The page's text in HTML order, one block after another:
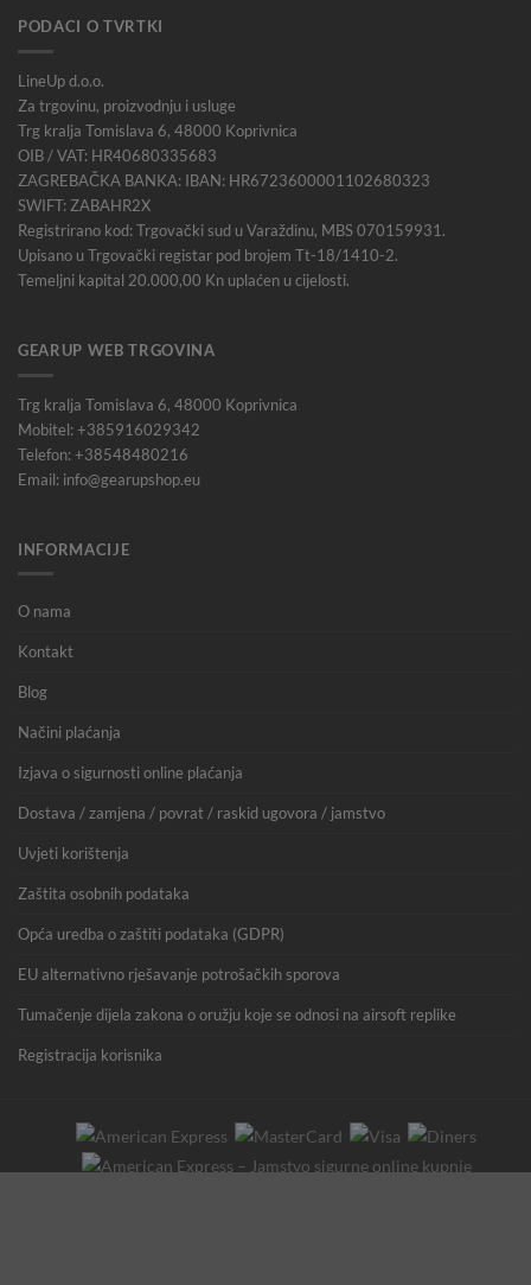
PODACI O TVRTKI
LineUp d.o.o.
Za trgovinu, proizvodnju i usluge
Trg kralja Tomislava 6, 48000 Koprivnica
OIB / VAT: HR40680335683
ZAGREBAČKA BANKA: IBAN: HR6723600001102680323
SWIFT: ZABAHR2X
Registrirano kod: Trgovački sud u Varaždinu, MBS 070159931.
Upisano u Trgovački registar pod brojem Tt-18/1410-2.
Temeljni kapital 20.000,00 Kn uplaćen u cijelosti.
GEARUP WEB TRGOVINA
Trg kralja Tomislava 6, 48000 Koprivnica
Mobitel: +385916029342
Telefon: +38548480216
Email: info@gearupshop.eu
INFORMACIJE
O nama
Kontakt
Blog
Načini plaćanja
Izjava o sigurnosti online plaćanja
Dostava / zamjena / povrat / raskid ugovora / jamstvo
Uvjeti korištenja
Zaštita osobnih podataka
Opća uredba o zaštiti podataka (GDPR)
EU alternativno rješavanje potrošačkih sporova
Tumačenje dijela zakona o oružju koje se odnosi na airsoft replike
Registracija korisnika